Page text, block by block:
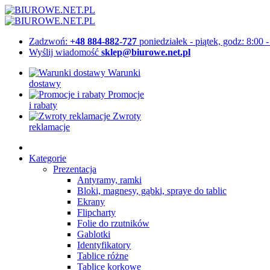
Zadzwoń: +48 884-882-727 poniedziałek - piątek, godz: 8:00
Wyślij wiadomość sklep@biurowe.net.pl
Warunki
dostawy
Promocje
i rabaty
Zwroty
reklamacje
Kategorie
Prezentacja
Antyramy, ramki
Bloki, magnesy, gąbki, spraye do tablic
Ekrany
Flipcharty
Folie do rzutników
Gablotki
Identyfikatory
Tablice różne
Tablice korkowe